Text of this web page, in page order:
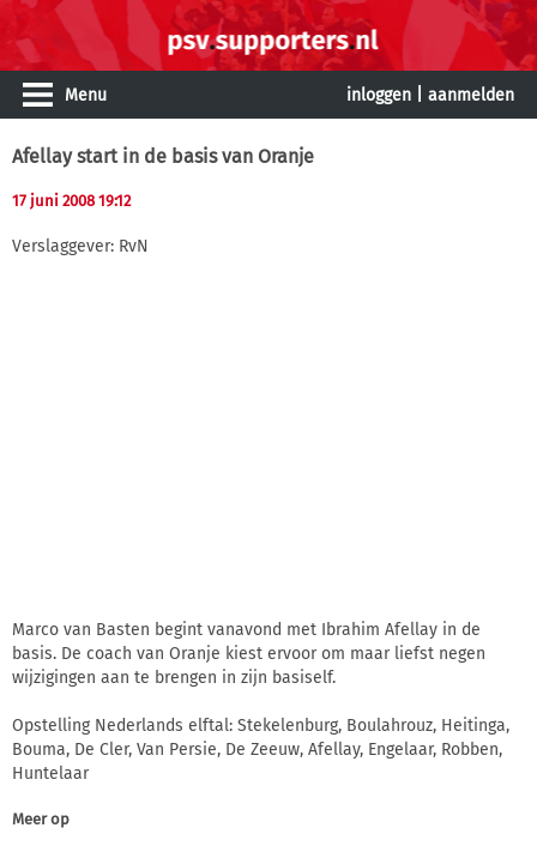
Menu inloggen aanmelden
Afellay start in de basis van Oranje
17 juni 2008 19:12
Verslaggever: RvN
Marco van Basten begint vanavond met Ibrahim Afellay in de
basis. De coach van Oranje kiest ervoor om maar liefst negen
wijzigingen aan te brengen in zijn basiself.
Opstelling Nederlands elftal: Stekelenburg, Boulahrouz, Heitinga,
Bouma, De Cler, Van Persie, De Zeeuw, Afellay, Engelaar, Robben,
Huntelaar
Meer op